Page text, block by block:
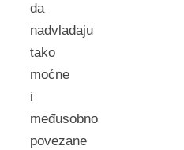
da
nadvladaju
tako
moćne
i
međusobno
povezane